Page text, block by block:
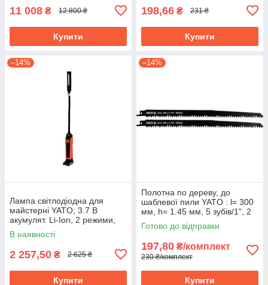
11 008 ₴ 12 800 ₴
Купити
198,66 ₴ 231 ₴
Купити
–14%
Лампа світлодіодна для
майстерні YATO; 3.7 В
акумулят. Li-Ion, 2 режими,
зарядний USB пристрій YT-
08527
В наявності
2 257,50 ₴ 2 625 ₴
Купити
–14%
Полотна по дереву, до
шаблевої пили YATO : l= 300
мм, h= 1.45 мм, 5 зубів/1", 2
шт. YT-33920
Готово до відправки
197,80 ₴/комплект
230 ₴/комплект
Купити